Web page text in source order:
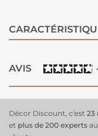
poser sans colle.
apporteront un style
support feutre ne
AVIS
Décor Discount, c'est 23
et plus de 200 experts